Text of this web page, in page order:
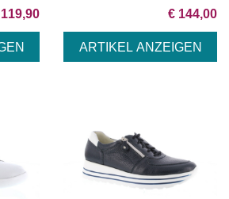
€ 144,00